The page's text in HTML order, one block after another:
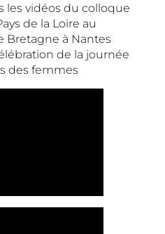
les vidéos du colloque
de la Loire au
Bretagne à Nantes
de la journée
des femmes